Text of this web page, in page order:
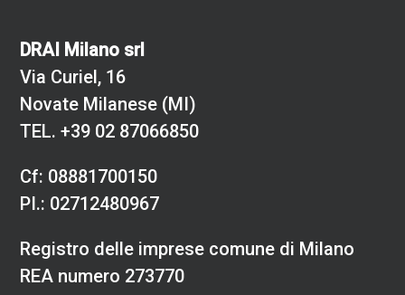
DRAI Milano srl
Via Curiel, 16
Novate Milanese (MI)
TEL.+39 02 87066850
Cf: 08881700150
PI.: 02712480967
Registro delle imprese comune di Milano
REA numero 273770